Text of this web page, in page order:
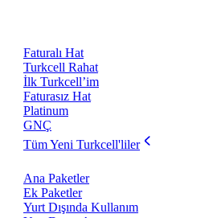
Faturalı Hat
Turkcell Rahat
İlk Turkcell’im
Faturasız Hat
Platinum
GNÇ
Tüm Yeni Turkcell'liler
Ana Paketler
Ek Paketler
Yurt Dışında Kullanım